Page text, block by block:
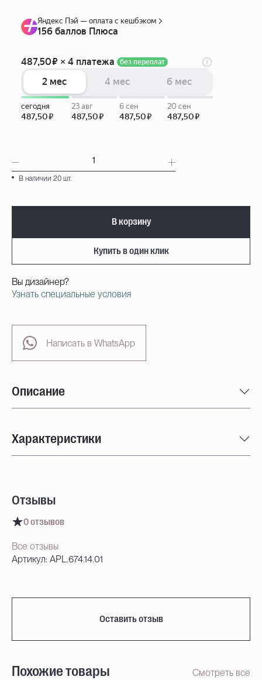
В наличии 20 шт.
В корзину
Купить в один клик
Вы дизайнер?
Узнать специальные условия
Написать в WhatsApp
Описание
Характеристики
Отзывы
0 отзывов
Все отзывы
Артикул: APL.674.14.01
Оставить отзыв
Похожие товары Смотреть все